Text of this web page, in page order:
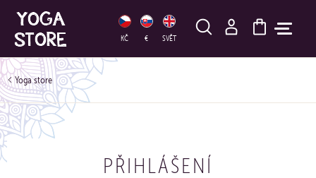
KČ € SVĚT
HLEDAT
Yoga store
PŘIHLÁŠENÍ